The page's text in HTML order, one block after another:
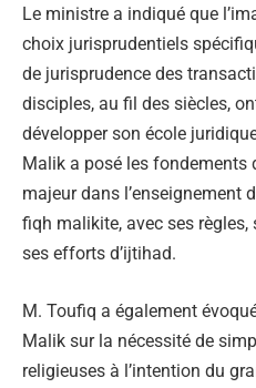
Le ministre a indiqué que
choix jurisprudentiels
de jurisprudence des
disciples, au fil des siècles,
développer son école
Malik a posé les fondements
majeur dans l’enseignement
fiqh malikite, avec ses
ses efforts d’ijtihad.
M. Toufiq a également
Malik sur la nécessité de
religieuses à l’intention du